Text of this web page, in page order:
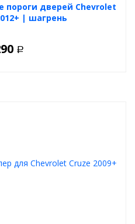
пороги дверей Chevrolet
| шагрень
Р